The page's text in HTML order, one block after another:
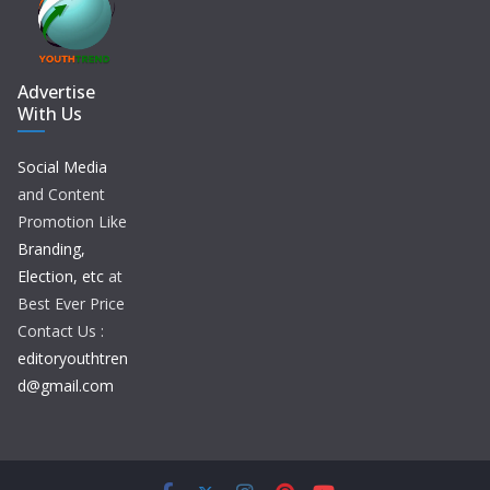
Advertise
With Us
Social Media
and Content
Promotion Like
Branding,
Election, etc at
Best Ever Price
Contact Us :
editoryouthtren
d@gmail.com